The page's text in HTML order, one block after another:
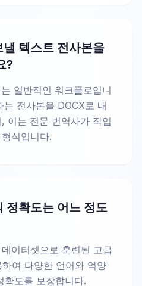
낼 텍스트 전사본을
?
일반적인 워크플로입니
는 전사본을 DOCX로 내
이는 전문 번역사가 작업
식입니다.
정확도는 어느 정도
이터셋으로 훈련된 고급
여 다양한 언어와 억양
확도를 보장합니다.